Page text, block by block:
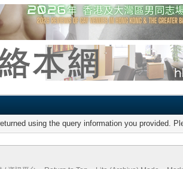
using the query information you provided.